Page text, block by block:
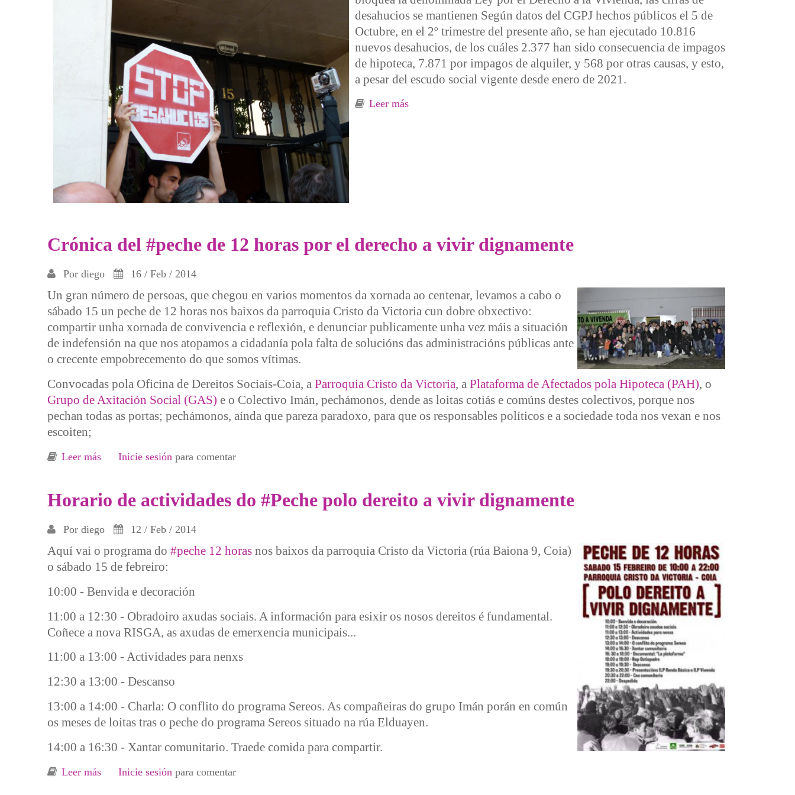
desahucios se mantienen Según datos del CGPJ hechos públicos el 5 de
Octubre, en el 2º trimestre del presente año, se han ejecutado 10.816
nuevos desahucios, de los cuáles 2.377 han sido consecuencia de impagos
de hipoteca, 7.871 por impagos de alquiler, y 568 por otras causas, y esto,
a pesar del escudo social vigente desde enero de 2021.
Leer más
Crónica del #peche de 12 horas por el derecho a vivir dignamente
Por diego 16 / Feb / 2014
Un gran número de persoas, que chegou en varios momentos da xornada ao centenar, levamos a cabo o
sábado 15 un peche de 12 horas nos baixos da parroquia Cristo da Victoria cun dobre obxectivo:
compartir unha xornada de convivencia e reflexión, e denunciar publicamente unha vez máis a situación
de indefensión na que nos atopamos a cidadanía pola falta de solucións das administracións públicas ante
o crecente empobrecemento do que somos vítimas.
Convocadas pola Oficina de Dereitos Sociais-Coia, a Parroquia Cristo da Victoria, a Plataforma de Afectados pola Hipoteca (PAH), o
Grupo de Axitación Social (GAS) e o Colectivo Imán, pechámonos, dende as loitas cotiás e comúns destes colectivos, porque nos
pechan todas as portas; pechámonos, aínda que pareza paradoxo, para que os responsables políticos e a sociedade toda nos vexan e nos
escoiten;
Leer más sobre Crónica del #peche de 12 horas por el derecho a vivir dignamente
Inicie sesiónpara comentar
Horario de actividades do #Peche polo dereito a vivir dignamente
Por diego 12 / Feb / 2014
Aquí vai o programa do #peche 12 horas nos baixos da parroquia Cristo da Victoria (rúa Baiona 9, Coia)
o sábado 15 de febreiro:
10:00 - Benvida e decoración
11:00 a 12:30 - Obradoiro axudas sociais. A información para esixir os nosos dereitos é fundamental.
Coñece a nova RISGA, as axudas de emerxencia municipais...
11:00 a 13:00 - Actividades para nenxs
12:30 a 13:00 - Descanso
13:00 a 14:00 - Charla: O conflito do programa Sereos. As compañeiras do grupo Imán porán en común
os meses de loitas tras o peche do programa Sereos situado na rúa Elduayen.
14:00 a 16:30 - Xantar comunitario. Traede comida para compartir.
Leer más sobre Horario de actividades do #Peche polo dereito a vivir dignamente
Inicie sesión para comentar